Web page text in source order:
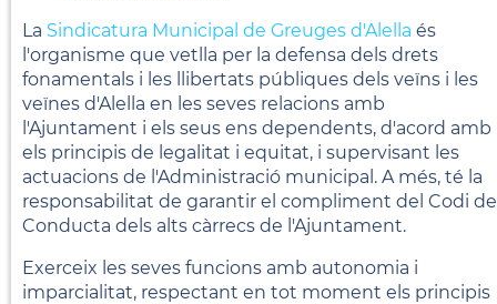
La Sindicatura Municipal de Greuges d'Alella és
l'organisme que vetlla per la defensa dels drets
fonamentals i les llibertats públiques dels veïns i les
veïnes d'Alella en les seves relacions amb
l'Ajuntament i els seus ens dependents, d'acord amb
els principis de legalitat i equitat, i supervisant les
actuacions de l'Administració municipal. A més, té la
responsabilitat de garantir el compliment del Codi de
Conducta dels alts càrrecs de l'Ajuntament.
Exerceix les seves funcions amb autonomia i
imparcialitat, respectant en tot moment els principis